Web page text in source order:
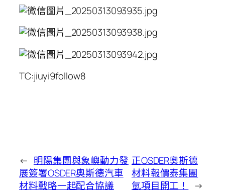
TC:jiuyi9follow8
← 明陽集團與象嶼動力發
展簽署OSDER奧斯德汽車
材料戰略一起配合協議
正OSDER奧斯德
材料報價泰集團
氫項目開工！
→